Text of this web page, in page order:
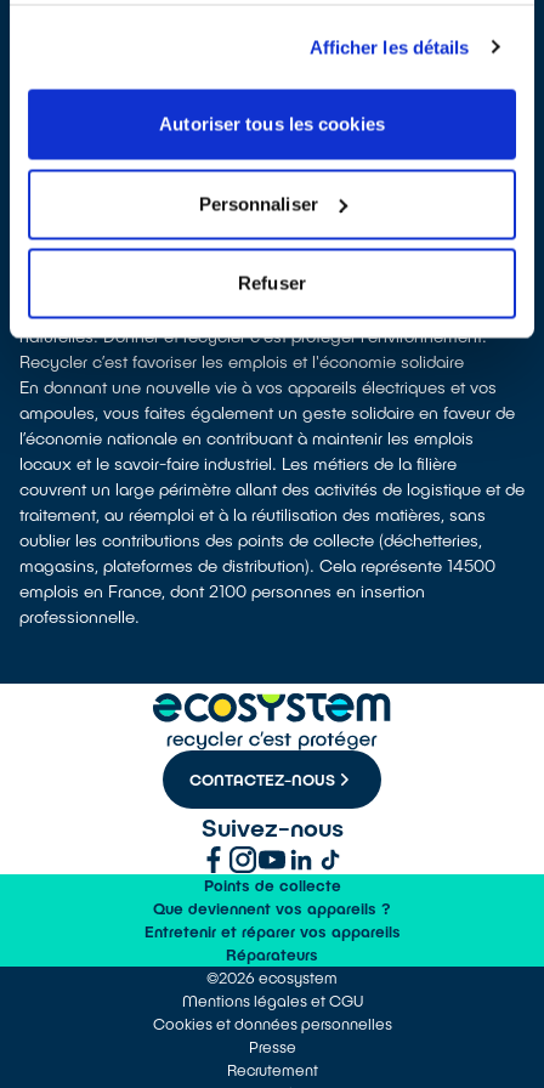
Afficher les détails
Autoriser tous les cookies
Personnaliser
Refuser
équipements collectés afin que nous prenions en charge leur
La production d’équipements électriques neufs est génératrice de
appareil permet d’éviter la fabrication de nouveaux produits en
alimentant le marché de l'occasion. Le recyclage permet d'éviter
l'extraction de matières premières brutes, leur transformation et
leur transport, en utilisant à la place des matières recyclées, ce
qui génère moins de pollution et préserve nos ressources
naturelles. Donner et recycler c'est protéger l'environnement.
Recycler c’est favoriser les emplois et l'économie solidaire
En donnant une nouvelle vie à vos appareils électriques et vos
ampoules, vous faites également un geste solidaire en faveur de
l’économie nationale en contribuant à maintenir les emplois
locaux et le savoir-faire industriel. Les métiers de la filière
couvrent un large périmètre allant des activités de logistique et de
traitement, au réemploi et à la réutilisation des matières, sans
oublier les contributions des points de collecte (déchetteries,
magasins, plateformes de distribution). Cela représente 14500
emplois en France, dont 2100 personnes en insertion
professionnelle.
CONTACTEZ-NOUS
Suivez-nous
Points de collecte
Que deviennent vos appareils ?
Entretenir et réparer vos appareils
Réparateurs
©2026 ecosystem
Mentions légales et CGU
Cookies et données personnelles
Presse
Recrutement